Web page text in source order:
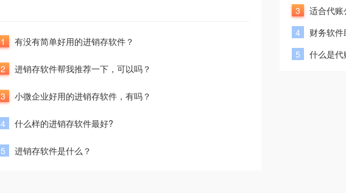
1 有没有简单好用的进销存软件？
2 进销存软件帮我推荐一下，可以吗？
3 小微企业好用的进销存软件，有吗？
4 什么样的进销存软件最好?
5 进销存软件是什么？
3
适合代
4
财务软
5
什么是代